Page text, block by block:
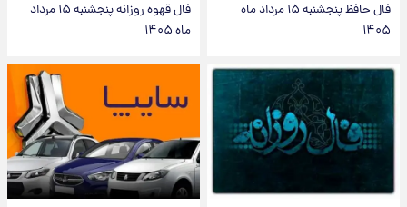
فال حافظ پنجشنبه ۱۵ مرداد ماه
۱۴۰۵
فال قهوه روزانه پنجشنبه ۱۵ مرداد
ماه ۱۴۰۵